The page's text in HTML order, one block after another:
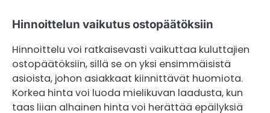
Hinnoittelun vaikutus ostopäätöksiin
Hinnoittelu voi ratkaisevasti vaikuttaa kuluttajien
ostopäätöksiin, sillä se on yksi ensimmäisistä
asioista, johon asiakkaat kiinnittävät huomiota.
Korkea hinta voi luoda mielikuvan laadusta, kun
taas liian alhainen hinta voi herättää epäilyksiä